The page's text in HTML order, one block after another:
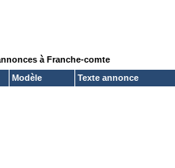
à Franche-comte
Modèle Texte annonce